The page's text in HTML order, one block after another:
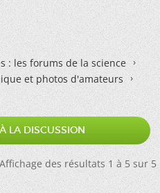
: les forums de la science
et photos d'amateurs
LA DISCUSSION
Affichage des résultats 1 à 5 sur 5